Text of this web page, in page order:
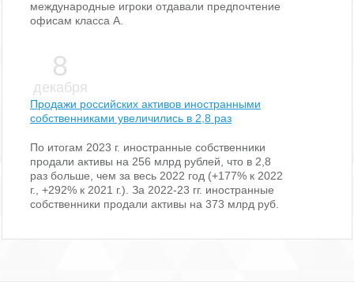
международные игроки отдавали предпочтение
офисам класса А.
8
декабря
Продажи российских активов иностранными
собственниками увеличились в 2,8 раз
По итогам 2023 г. иностранные собственники
продали активы на 256 млрд рублей, что в 2,8
раз больше, чем за весь 2022 год (+177% к 2022
г., +292% к 2021 г.). За 2022-23 гг. иностранные
собственники продали активы на 373 млрд руб.